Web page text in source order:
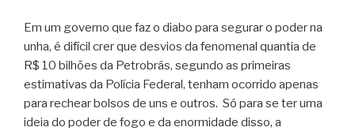
Em um governo que faz o diabo para segurar o poder na
unha, é difícil crer que desvios da fenomenal quantia de
R$ 10 bilhões da Petrobrás, segundo as primeiras
estimativas da Polícia Federal, tenham ocorrido apenas
para rechear bolsos de uns e outros. Só para se ter uma
ideia do poder de fogo e da enormidade disso, a